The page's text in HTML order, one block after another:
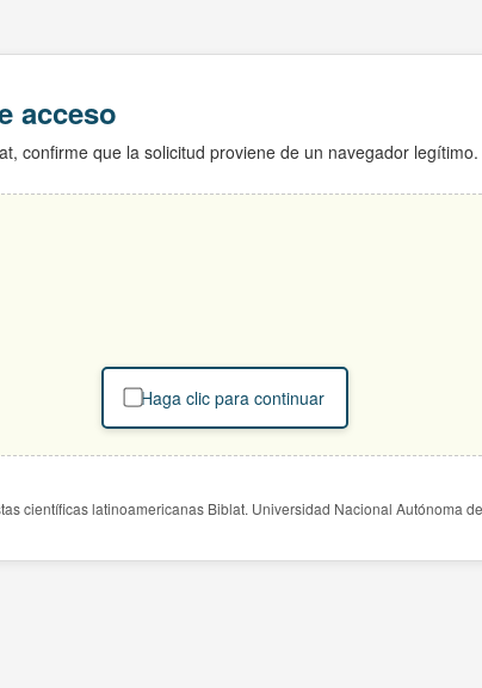
acceso
confirme que la solicitud proviene de un navegador legítimo.
Haga clic para continuar
científicas latinoamericanas Biblat. Universidad Nacional Autónoma